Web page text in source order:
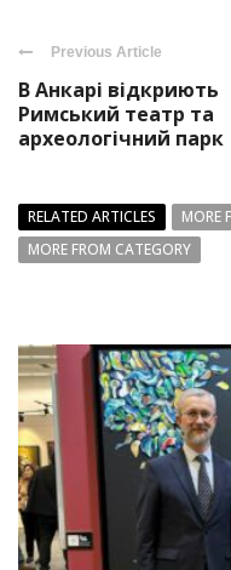
Previous Article
В Анкарі відкриють
Римський театр та
археологічний парк
RELATED ARTICLES
MORE
MORE FROM CATEGORY